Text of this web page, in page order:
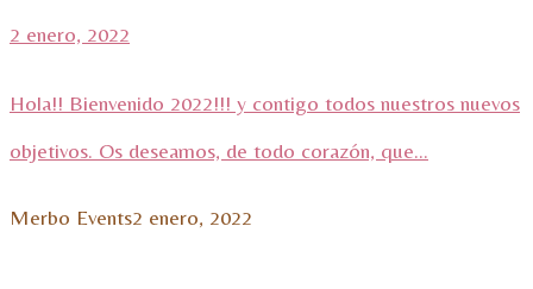
2 enero, 2022
Hola!! Bienvenido 2022!!! y contigo todos nuestros nuevos
objetivos. Os deseamos, de todo corazón, que...
Merbo Events2 enero, 2022